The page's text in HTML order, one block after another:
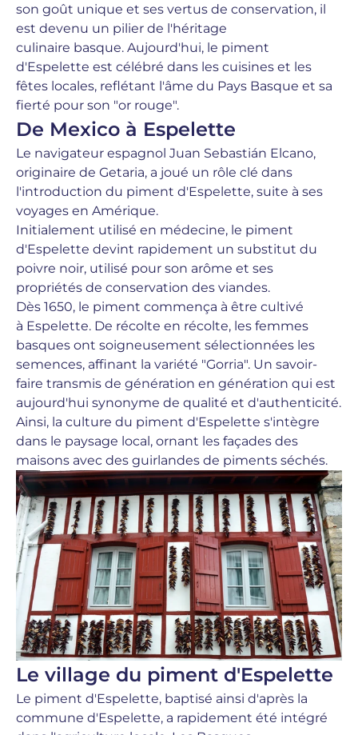
son goût unique et ses vertus de conservation, il
est devenu un pilier de l'héritage
culinaire basque. Aujourd'hui, le piment
d'Espelette est célébré dans les cuisines et les
fêtes locales, reflétant l'âme du Pays Basque et sa
fierté pour son "or rouge".
De Mexico à Espelette
Le navigateur espagnol Juan Sebastián Elcano,
originaire de Getaria, a joué un rôle clé dans
l'introduction du piment d'Espelette, suite à ses
voyages en Amérique.
Initialement utilisé en médecine, le piment
d'Espelette devint rapidement un substitut du
poivre noir, utilisé pour son arôme et ses
propriétés de conservation des viandes.
Dès 1650, le piment commença à être cultivé
à Espelette. De récolte en récolte, les femmes
basques ont soigneusement sélectionnées les
semences, affinant la variété "Gorria". Un savoir-
faire transmis de génération en génération qui est
aujourd'hui synonyme de qualité et d'authenticité.
Ainsi, la culture du piment d'Espelette s'intègre
dans le paysage local, ornant les façades des
maisons avec des guirlandes de piments séchés.
Le village du piment d'Espelette
Le piment d'Espelette, baptisé ainsi d'après la
commune d'Espelette, a rapidement été intégré